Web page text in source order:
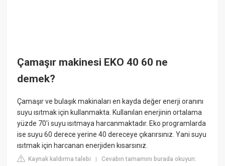
Çamaşır makinesi EKO 40 60 ne
demek?
Çamaşır ve bulaşık makinaları en kayda değer enerji oranını
suyu ısıtmak için kullanmakta. Kullanılan enerjinin ortalama
yüzde 70'i suyu ısıtmaya harcanmaktadır. Eko programlarda
ise suyu 60 derece yerine 40 dereceye çıkarırsınız. Yani suyu
ısıtmak için harcanan enerjiden kısarsınız.
Kaynak kaldırma talebi |Cevabın tamamını burada okuyun: